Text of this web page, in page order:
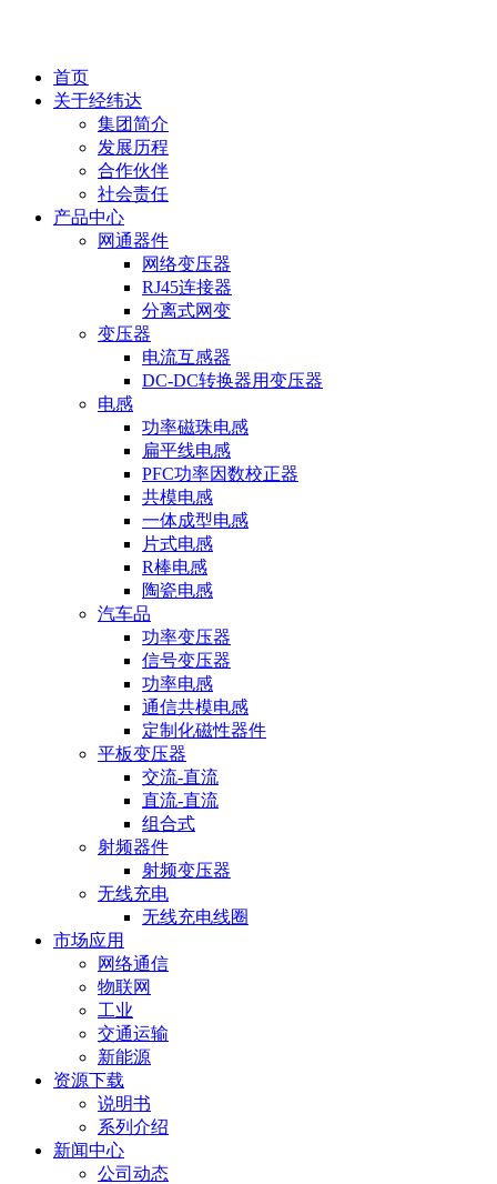
首页
关于经纬达
集团简介
发展历程
合作伙伴
社会责任
产品中心
网通器件
网络变压器
RJ45连接器
分离式网变
变压器
电流互感器
DC-DC转换器用变压器
电感
功率磁珠电感
扁平线电感
PFC功率因数校正器
共模电感
一体成型电感
片式电感
R棒电感
陶瓷电感
汽车品
功率变压器
信号变压器
功率电感
通信共模电感
定制化磁性器件
平板变压器
交流-直流
直流-直流
组合式
射频器件
射频变压器
无线充电
无线充电线圈
市场应用
网络通信
物联网
工业
交通运输
新能源
资源下载
说明书
系列介绍
新闻中心
公司动态